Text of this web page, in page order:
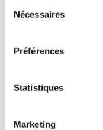
Nécessaires
Préférences
Statistiques
Marketing
Concours
Renseignements
Zone entreprises
Banque de figurants
Municipalités